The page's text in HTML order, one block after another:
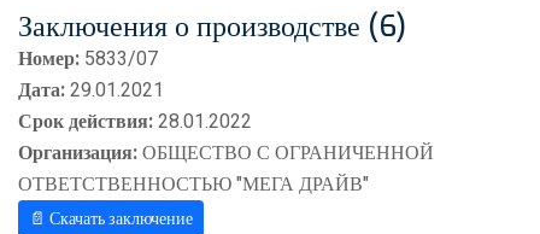
Заключения о производстве (6)
Номер: 5833/07
Дата:29.01.2021
Срок действия:28.01.2022
Организация:ОБЩЕСТВО С ОГРАНИЧЕННОЙ
ОТВЕТСТВЕННОСТЬЮ "МЕГА ДРАЙВ"
📄 Скачать заключение